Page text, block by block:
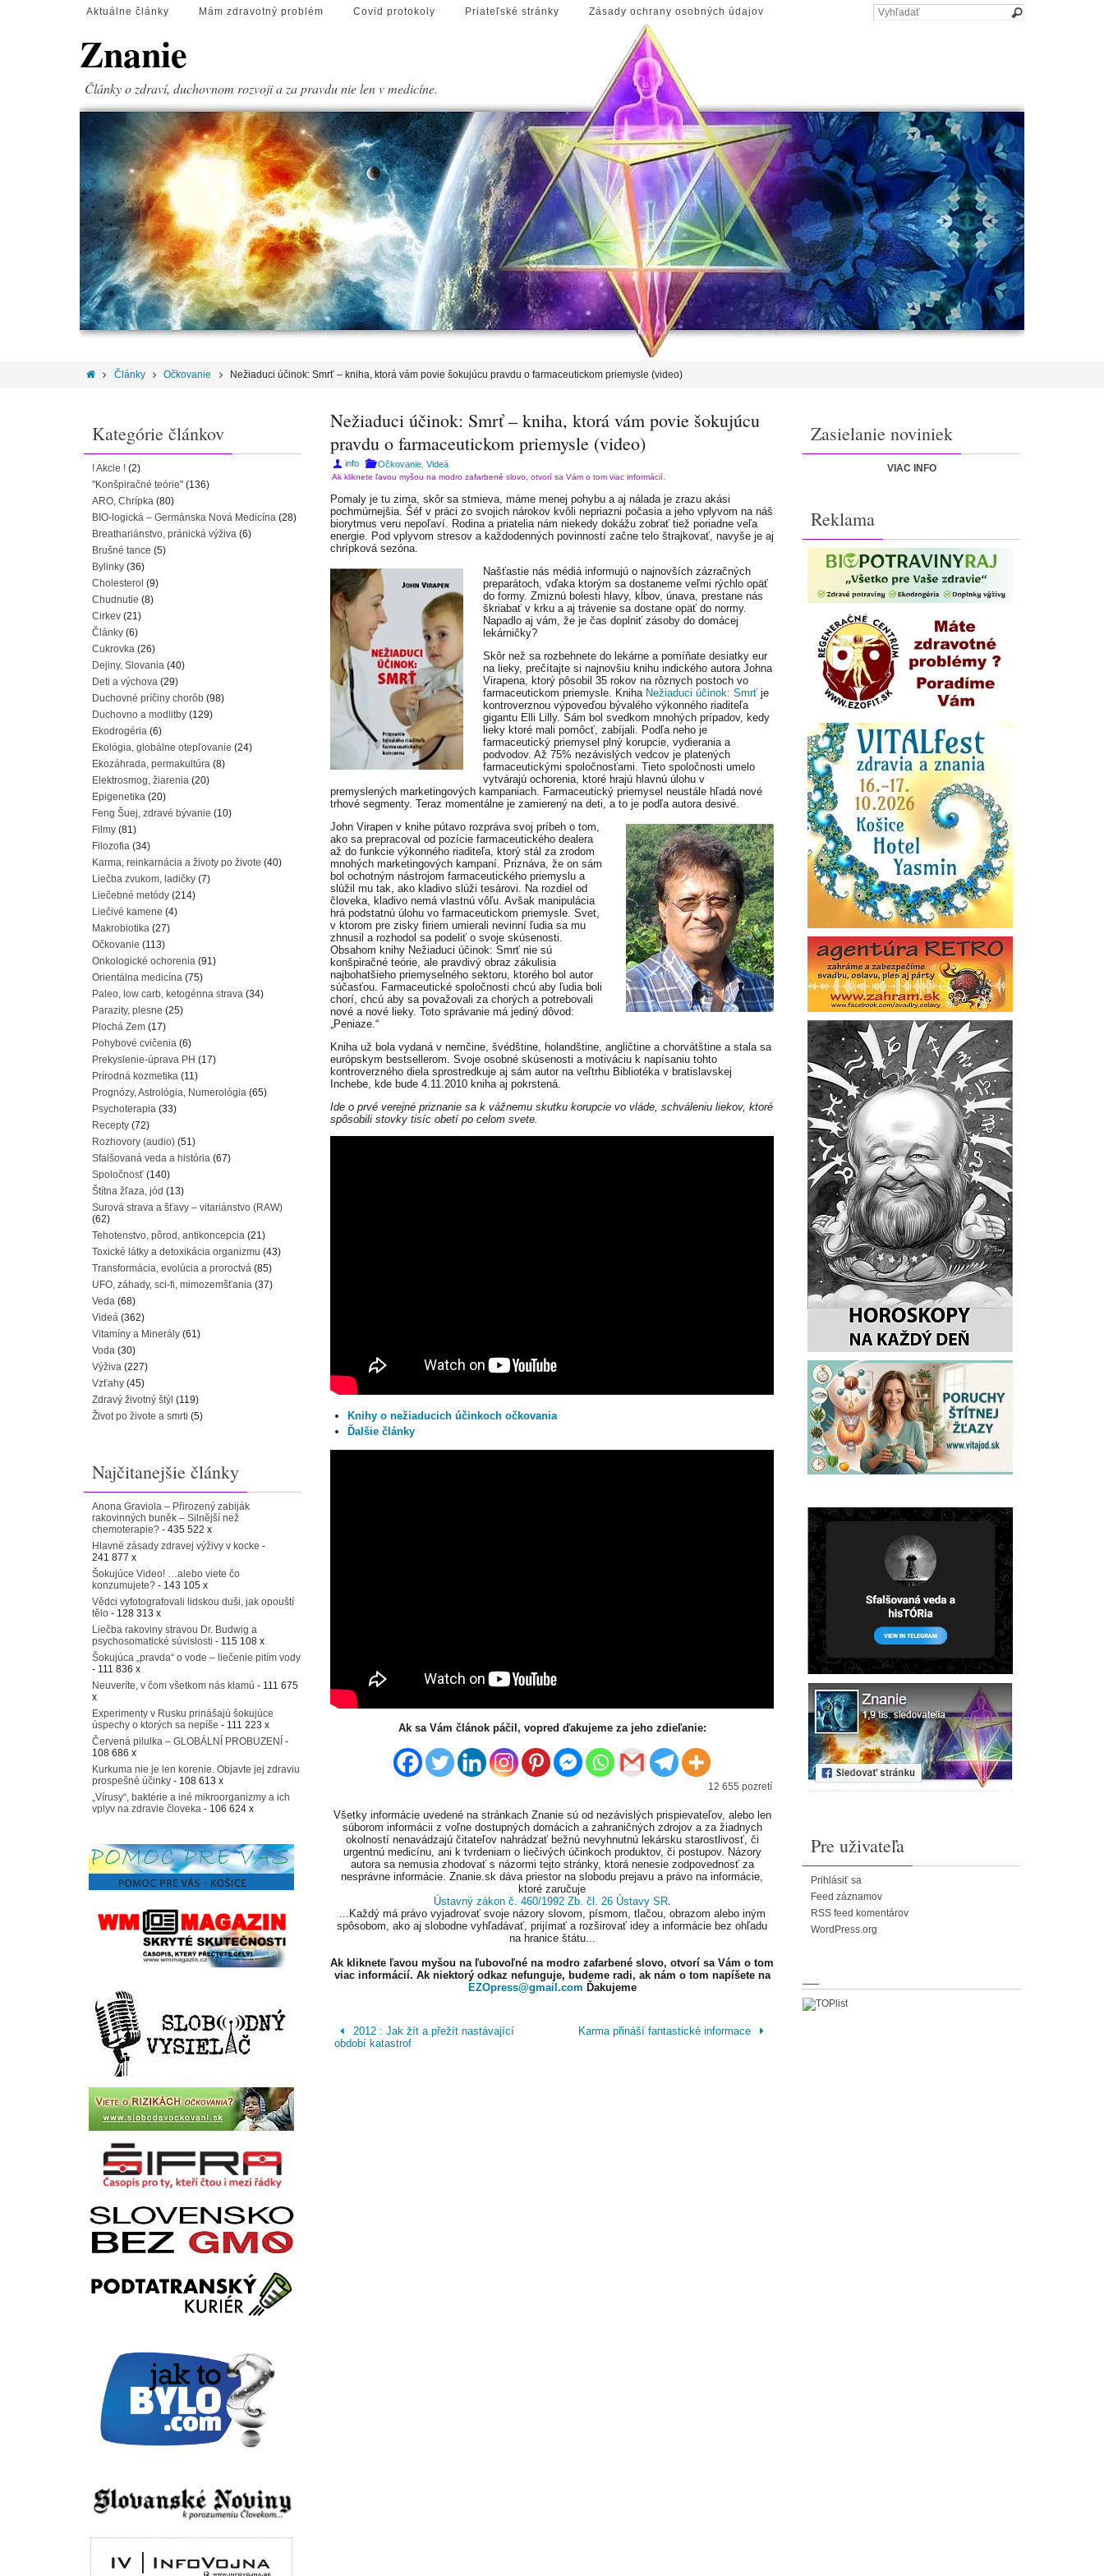
Aktuálne články Mám zdravotný problém Covid protokoly Priateľské stránky Zásady ochrany osobných údajov
Znanie
Články o zdraví, duchovnom rozvoji a za pravdu nie len v medicíne.
Články Očkovanie Nežiaduci účinok: Smrť – kniha, ktorá vám povie šokujúcu pravdu o farmaceutickom priemysle (video)
Nežiaduci účinok: Smrť – kniha, ktorá vám povie šokujúcu
pravdu o farmaceutickom priemysle (video)
info Očkovanie, Videá
Ak kliknete ľavou myšou na modro zafarbené slovo, otvorí sa Vám o tom viac informácií.
Pomaly je tu zima, skôr sa stmieva, máme menej pohybu a aj nálada je zrazu akási
pochmúrnejšia. Šéf v práci zo svojich nárokov kvôli nepriazni počasia a jeho vplyvom na náš
biorytmus veru nepoľaví. Rodina a priatelia nám niekedy dokážu zobrať tiež poriadne veľa
energie. Pod vplyvom stresov a každodenných povinností začne telo štrajkovať, navyše je aj
chrípková sezóna.
Našťastie nás médiá informujú o najnovších zázračných
preparátoch, vďaka ktorým sa dostaneme veľmi rýchlo opäť
do formy. Zmiznú bolesti hlavy, kĺbov, únava, prestane nás
škriabať v krku a aj trávenie sa dostane opäť do normy.
Napadlo aj vám, že je čas doplniť zásoby do domácej
lekárničky?
Skôr než sa rozbehnete do lekárne a pomíňate desiatky eur
na lieky, prečítajte si najnovšiu knihu indického autora Johna
Virapena, ktorý pôsobil 35 rokov na rôznych postoch vo
farmaceutickom priemysle. Kniha Nežiaduci účinok: Smrť je
kontroverznou výpoveďou bývalého výkonného riaditeľa
gigantu Elli Lilly. Sám bol svedkom mnohých prípadov, kedy
lieky ktoré mali pomôcť, zabíjali. Podľa neho je
farmaceutický priemysel plný korupcie, vydierania a
podvodov. Až 75% nezávislých vedcov je platených
farmaceutickými spoločnosťami. Tieto spoločnosti umelo
vytvárajú ochorenia, ktoré hrajú hlavnú úlohu v
premyslených marketingových kampaniach. Farmaceutický priemysel neustále hľadá nové
trhové segmenty. Teraz momentálne je zamierený na deti, a to je podľa autora desivé.
John Virapen v knihe pútavo rozpráva svoj príbeh o tom,
ako sa prepracoval od pozície farmaceutického dealera
až do funkcie výkonného riaditeľa, ktorý stál za zrodom
mnohých marketingových kampaní. Priznáva, že on sám
bol ochotným nástrojom farmaceutického priemyslu a
slúžil mu tak, ako kladivo slúži tesárovi. Na rozdiel od
človeka, kladivo nemá vlastnú vôľu. Avšak manipulácia
hrá podstatnú úlohu vo farmaceutickom priemysle. Svet,
v ktorom pre zisky firiem umierali nevinní ľudia sa mu
zhnusil a rozhodol sa podeliť o svoje skúsenosti.
Obsahom knihy Nežiaduci účinok: Smrť nie sú
konšpiračné teórie, ale pravdivý obraz zákulisia
najbohatšieho priemyselného sektoru, ktorého bol autor
súčasťou. Farmaceutické spoločnosti chcú aby ľudia boli
chorí, chcú aby sa považovali za chorých a potrebovali
nové a nové lieky. Toto správanie má jediný dôvod:
„Peniaze.“
Kniha už bola vydaná v nemčine, švédštine, holandštine, angličtine a chorvátštine a stala sa
európskym bestsellerom. Svoje osobné skúsenosti a motiváciu k napísaniu tohto
kontroverzného diela sprostredkuje aj sám autor na veľtrhu Bibliotéka v bratislavskej
Inchebe, kde bude 4.11.2010 kniha aj pokrstená.
Ide o prvé verejné priznanie sa k vážnemu skutku korupcie vo vláde, schváleniu liekov, ktoré
spôsobili stovky tisíc obetí po celom svete.
Knihy o nežiaducich účinkoch očkovania
Ďalšie články
Ak sa Vám článok páčil, vopred ďakujeme za jeho zdieľanie:
12 655 pozretí
Všetky informácie uvedené na stránkach Znanie sú od nezávislých prispievateľov, alebo len
súborom informácii z voľne dostupných domácich a zahraničných zdrojov a za žiadnych
okolností nenavádzajú čitateľov nahrádzať bežnú nevyhnutnú lekársku starostlivosť, či
urgentnú medicínu, ani k tvrdeniam o liečivých účinkoch produktov, či postupov. Názory
autora sa nemusia zhodovať s názormi tejto stránky, ktorá nenesie zodpovednosť za
nesprávne informácie. Znanie.sk dáva priestor na slobodu prejavu a právo na informácie,
ktoré zaručuje
Ústavný zákon č. 460/1992 Zb. čl. 26 Ústavy SR.
...Každý má právo vyjadrovať svoje názory slovom, písmom, tlačou, obrazom alebo iným
spôsobom, ako aj slobodne vyhľadávať, prijímať a rozširovať idey a informácie bez ohľadu
na hranice štátu...
Ak kliknete ľavou myšou na ľubovoľné na modro zafarbené slovo, otvorí sa Vám o tom
viac informácií. Ak niektorý odkaz nefunguje, budeme radi, ak nám o tom napíšete na
EZOpress@gmail.com Ďakujeme
2012 : Jak žít a přežít nastávající
období katastrof
Karma přináší fantastické informace
Kategórie článkov
! Akcie ! (2)
"Konšpiračné teórie" (136)
ARO, Chrípka (80)
BIO-logická – Germánska Nová Medicína (28)
Breathariánstvo, pránická výživa (6)
Brušné tance (5)
Bylinky (36)
Cholesterol (9)
Chudnutie (8)
Cirkev (21)
Články (6)
Cukrovka (26)
Dejiny, Slovania (40)
Deti a výchova (29)
Duchovné príčiny chorôb (98)
Duchovno a modlitby (129)
Ekodrogéria (6)
Ekológia, globálne otepľovanie (24)
Ekozáhrada, permakultúra (8)
Elektrosmog, žiarenia (20)
Epigenetika (20)
Feng Šuej, zdravé bývanie (10)
Filmy (81)
Filozofia (34)
Karma, reinkarnácia a životy po živote (40)
Liečba zvukom, ladičky (7)
Liečebné metódy (214)
Liečivé kamene (4)
Makrobiotika (27)
Očkovanie (113)
Onkologické ochorenia (91)
Orientálna medicína (75)
Paleo, low carb, ketogénna strava (34)
Parazity, plesne (25)
Plochá Zem (17)
Pohybové cvičenia (6)
Prekyslenie-úprava PH (17)
Prírodná kozmetika (11)
Prognózy, Astrológia, Numerológia (65)
Psychoterapia (33)
Recepty (72)
Rozhovory (audio) (51)
Sfalšovaná veda a história (67)
Spoločnosť (140)
Štítna žľaza, jód (13)
Surová strava a šťavy – vitariánstvo (RAW)
(62)
Tehotenstvo, pôrod, antikoncepcia (21)
Toxické látky a detoxikácia organizmu (43)
Transformácia, evolúcia a proroctvá (85)
UFO, záhady, sci-fi, mimozemšťania (37)
Veda (68)
Videá (362)
Vitamíny a Minerály (61)
Voda (30)
Výživa (227)
Vzťahy (45)
Zdravý životný štýl (119)
Život po živote a smrti (5)
Najčitanejšie články
Anona Graviola – Přirozený zabiják
rakovinných buněk – Silnější než
chemoterapie? - 435 522 x
Hlavné zásady zdravej výživy v kocke -
241 877 x
Šokujúce Video! …alebo viete čo
konzumujete? - 143 105 x
Vědci vyfotografovali lidskou duši, jak opouští
tělo - 128 313 x
Liečba rakoviny stravou Dr. Budwig a
psychosomatické súvislosti - 115 108 x
Šokujúca „pravda“ o vode – liečenie pitím vody
- 111 836 x
Neuveríte, v čom všetkom nás klamú - 111 675
x
Experimenty v Rusku prinášajú šokujúce
úspechy o ktorých sa nepíše - 111 223 x
Červená pilulka – GLOBÁLNÍ PROBUZENÍ -
108 686 x
Kurkuma nie je len korenie. Objavte jej zdraviu
prospešné účinky - 108 613 x
„Vírusy“, baktérie a iné mikroorganizmy a ich
vplyv na zdravie človeka - 106 624 x
Zasielanie noviniek
VIAC INFO
Reklama
Pre uživateľa
Prihlásiť sa
Feed záznamov
RSS feed komentárov
WordPress.org